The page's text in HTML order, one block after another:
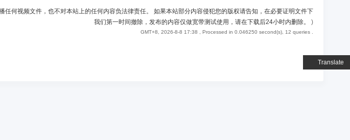
Translate
何视频文件，也不对本站上的任何内容负法律责任。 如果本站部分内容侵犯您的版权请告知，在必要证明文件下
我们第一时间撤除，发布的内容仅做宽带测试使用，请在下载后24小时内删除。
)
GMT+8, 2026-8-8 17:38 , Processed in 0.046250 second(s), 12 queries .